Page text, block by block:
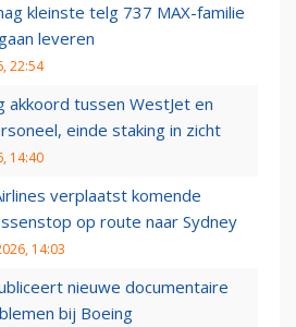
kleinste telg 737 MAX-familie
leveren
22:54
akkoord tussen WestJet en
einde staking in zicht
14:40
verplaatst komende
op route naar Sydney
14:03
nieuwe documentaire
bij Boeing